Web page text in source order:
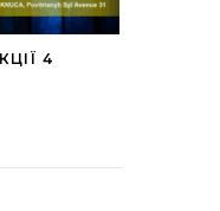
4